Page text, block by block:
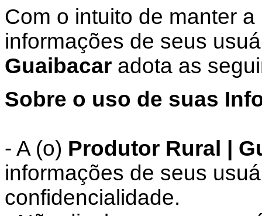
Com o intuito de manter
informações de seus
Guaibacar adota as
Sobre o uso de suas
- A (o) Produtor Rural |
informações de seus
confidencialidade.